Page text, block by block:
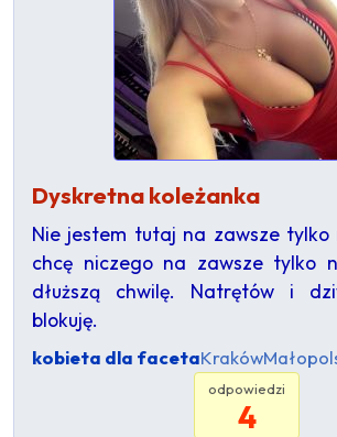
Dyskretna koleżanka
Nie jestem tutaj na zawsze tylko
chcę niczego na zawsze tylko
dłuższą chwilę. Natrętów i
blokuję.
kobieta dla facetaKraków
odpowiedzi
4